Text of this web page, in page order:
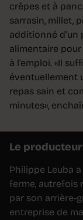
crêpes et à
sarrasin, millet,
additionné d’un
alimentaire
à l’emploi. «Il
éventuellement
repas sain et
minutes»,
Le producteur
Philippe Leuba
ferme, autrefois
par son arrière-
entreprise de